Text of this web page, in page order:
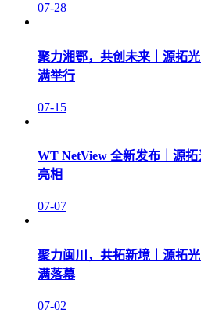
07-28
聚力湘鄂，共创未来｜源拓
满举行
07-15
WT NetView 全新发布｜源
亮相
07-07
聚力闽川，共拓新境｜源拓
满落幕
07-02